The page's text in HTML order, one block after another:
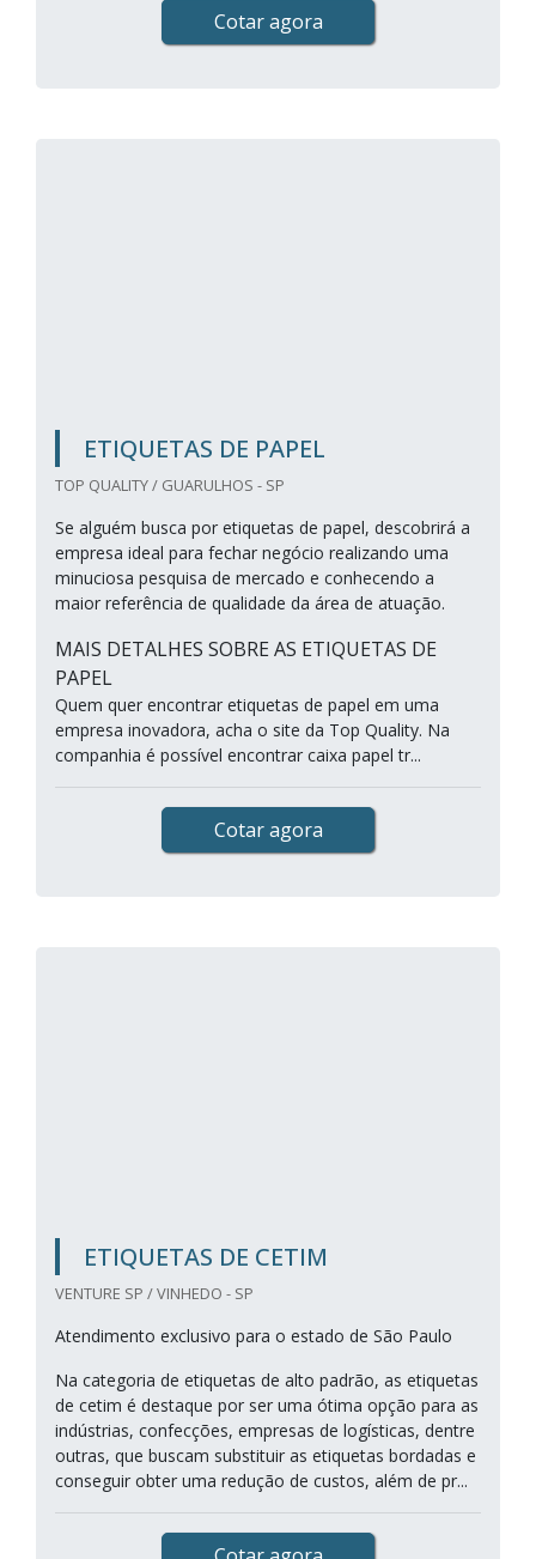
Cotar agora
ETIQUETAS DE PAPEL
TOP QUALITY / GUARULHOS - SP
Se alguém busca por etiquetas de papel, descobrirá a
empresa ideal para fechar negócio realizando uma
minuciosa pesquisa de mercado e conhecendo a
maior referência de qualidade da área de atuação.
MAIS DETALHES SOBRE AS ETIQUETAS DE
PAPEL
Quem quer encontrar etiquetas de papel em uma
empresa inovadora, acha o site da Top Quality. Na
companhia é possível encontrar caixa papel tr...
Cotar agora
ETIQUETAS DE CETIM
VENTURE SP / VINHEDO - SP
Atendimento exclusivo para o estado de São Paulo
Na categoria de etiquetas de alto padrão, as etiquetas
de cetim é destaque por ser uma ótima opção para as
indústrias, confecções, empresas de logísticas, dentre
outras, que buscam substituir as etiquetas bordadas e
conseguir obter uma redução de custos, além de pr...